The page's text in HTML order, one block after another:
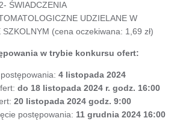
ŚWIADCZENIA
UDZIELANE W
SZKOLNYM (cena oczekiwana: 1,69 zł)
w trybie konkursu ofert:
4 listopada 2024
do 18 listopada 2024 r. godz. 16:00
20 listopada 2024 godz. 9:00
postępowania: 11 grudnia 2024 16:00